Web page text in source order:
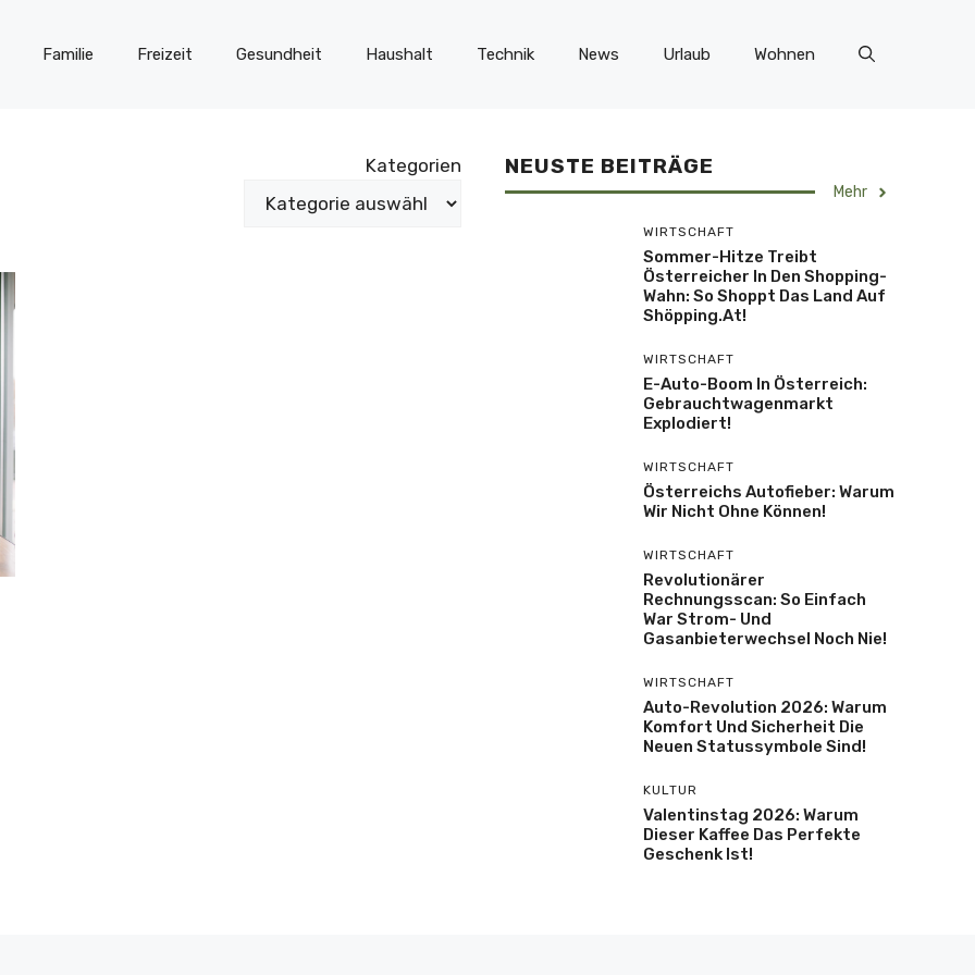
Familie Freizeit Gesundheit Haushalt Technik News Urlaub Wohnen
Kategorien NEUSTE BEITRÄGE
Mehr
WIRTSCHAFT
Sommer-Hitze Treibt
Österreicher In Den Shopping-
Wahn: So Shoppt Das Land Auf
Shöpping.at!
WIRTSCHAFT
E-Auto-Boom In Österreich:
Gebrauchtwagenmarkt
Explodiert!
WIRTSCHAFT
Österreichs Autofieber: Warum
Wir Nicht Ohne Können!
WIRTSCHAFT
Revolutionärer
Rechnungsscan: So Einfach
War Strom- Und
Gasanbieterwechsel Noch Nie!
WIRTSCHAFT
Auto-Revolution 2026: Warum
Komfort Und Sicherheit Die
Neuen Statussymbole Sind!
KULTUR
Valentinstag 2026: Warum
Dieser Kaffee Das Perfekte
Geschenk Ist!